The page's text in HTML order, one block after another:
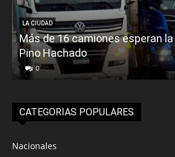
LA CIUDAD
Más de 16 camiones esperan
Pino Hachado
0
CATEGORIAS POPULARES
Nacionales